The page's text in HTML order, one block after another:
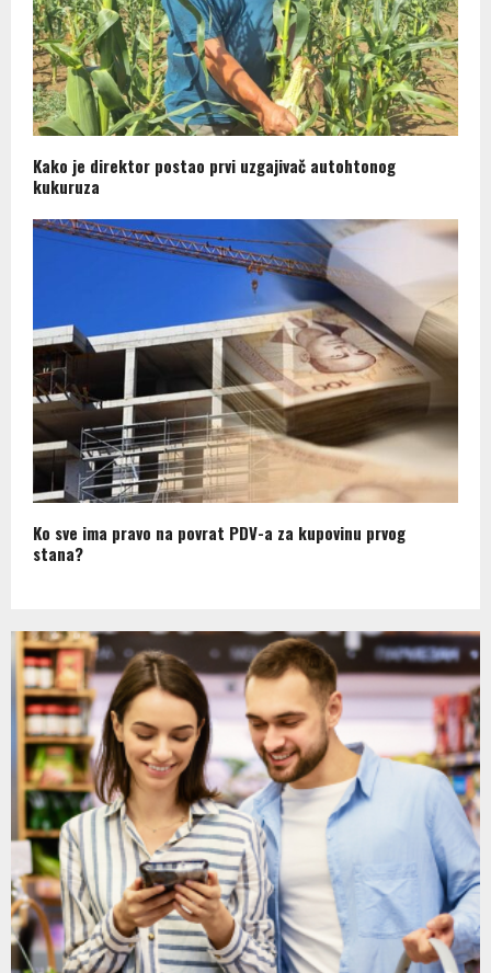
Kako je direktor postao prvi uzgajivač autohtonog
kukuruza
Ko sve ima pravo na povrat PDV-a za kupovinu prvog
stana?